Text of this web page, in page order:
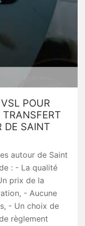
POUR
DE SAINT
autour de Saint
: - La qualité
prix de la
- Aucune
- Un choix de
règlement